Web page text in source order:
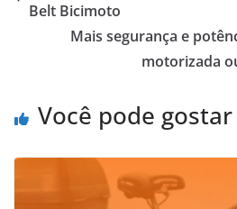
Belt Bicimoto
Mais segurança e
motorizada
Você pode